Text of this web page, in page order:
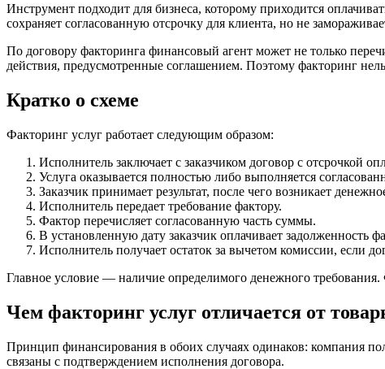
Инструмент подходит для бизнеса, которому приходится
сохраняет согласованную отсрочку для клиента, но не
По договору факторинга финансовый агент может не только
действия, предусмотренные соглашением. Поэтому факторинг
Кратко о схеме
Факторинг услуг работает следующим образом:
Исполнитель заключает с заказчиком договор с отсрочкой
Услуга оказывается полностью либо выполняется
Заказчик принимает результат, после чего возникает
Исполнитель передает требование фактору.
Фактор перечисляет согласованную часть суммы.
В установленную дату заказчик оплачивает задолженность
Исполнитель получает остаток за вычетом комиссии, если
Главное условие — наличие определимого денежного требования.
Чем факторинг услуг отличается от
Принцип финансирования в обоих случаях одинаков: компания
связаны с подтверждением исполнения договора.